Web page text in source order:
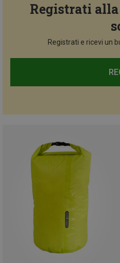
Registrati
Registrati e ricevi un